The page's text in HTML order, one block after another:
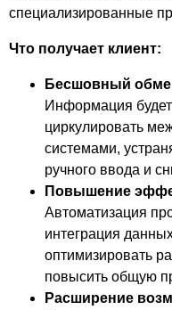
специализированные
Что получает клиент:
Бесшовный
Информация
циркулировать
системами,
ручного ввода и
Повышение
Автоматизация
интеграция
оптимизировать
повысить общую
Расширение